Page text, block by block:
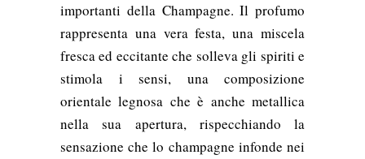
importanti della Champagne. Il profumo
rappresenta una vera festa, una miscela
fresca ed eccitante che solleva gli spiriti e
stimola i sensi, una composizione
orientale legnosa che è anche metallica
nella sua apertura, rispecchiando la
sensazione che lo champagne infonde nei